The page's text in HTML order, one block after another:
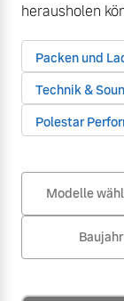
herausholen
Packen und
Technik &
Polestar
Modelle